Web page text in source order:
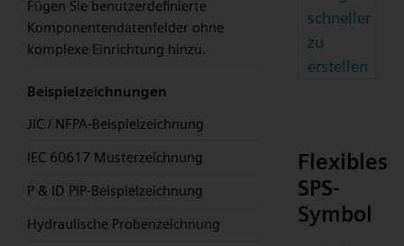
Fügen Sie benutzerdefinierte
Komponentendatenfelder ohne
komplexe Einrichtung hinzu.
Beispielzeichnungen
JIC / NFPA-Beispielzeichnung
IEC 60617 Musterzeichnung
P & ID PIP-Beispielzeichnung
Hydraulische Probenzeichnung
schneller
zu
erstellen
Flexibles
SPS-
Symbol